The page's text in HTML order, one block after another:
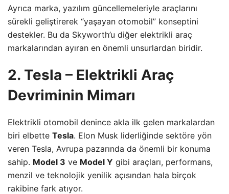
Ayrıca marka, yazılım güncellemeleriyle araçlarını
sürekli geliştirerek “yaşayan otomobil” konseptini
destekler. Bu da Skyworth’u diğer elektrikli araç
markalarından ayıran en önemli unsurlardan biridir.
2. Tesla – Elektrikli Araç
Devriminin Mimarı
Elektrikli otomobil denince akla ilk gelen markalardan
biri elbette Tesla. Elon Musk liderliğinde sektöre yön
veren Tesla, Avrupa pazarında da önemli bir konuma
sahip. Model 3 ve Model Y gibi araçları, performans,
menzil ve teknolojik yenilik açısından hala birçok
rakibine fark atıyor.